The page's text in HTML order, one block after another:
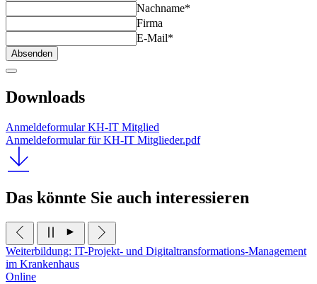
Nachname*
Firma
E-Mail*
Absenden
Downloads
Anmeldeformular KH-IT Mitglied
Anmeldeformular für KH-IT Mitglieder.pdf
Das könnte Sie auch interessieren
Weiterbildung: IT-Projekt- und Digitaltransformations-Management
im Krankenhaus
Online